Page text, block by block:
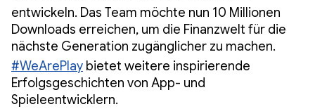
entwickeln. Das Team möchte nun 10 Millionen
Downloads erreichen, um die Finanzwelt für die
nächste Generation zugänglicher zu machen.
#WeArePlay bietet weitere inspirierende
Erfolgsgeschichten von App- und
Spieleentwicklern.